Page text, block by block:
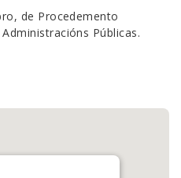
de Procedemento
Públicas.